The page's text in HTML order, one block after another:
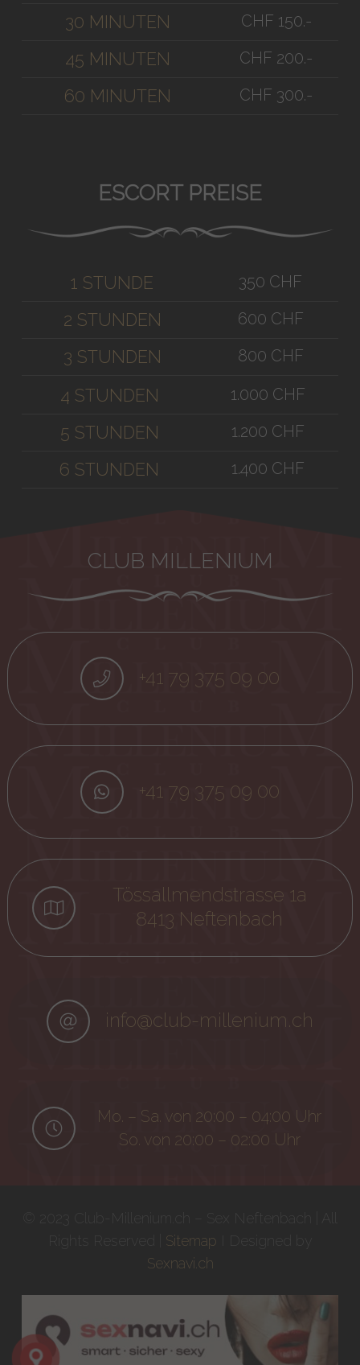
30 MINUTEN CHF 150.-
45 MINUTEN CHF 200.-
60 MINUTEN CHF 300.-
ESCORT PREISE
1 STUNDE 350 CHF
2 STUNDEN 600 CHF
3 STUNDEN 800 CHF
4 STUNDEN 1.000 CHF
5 STUNDEN 1.200 CHF
6 STUNDEN 1.400 CHF
CLUB MILLENIUM
+41 79 375 09 00
+41 79 375 09 00
Tössallmendstrasse 1a
8413 Neftenbach
info@club-millenium.ch
Mo. – Sa. von 20:00 – 04:00 Uhr
So. von 20:00 – 02:00 Uhr
Sitemap
Sexnavi.ch